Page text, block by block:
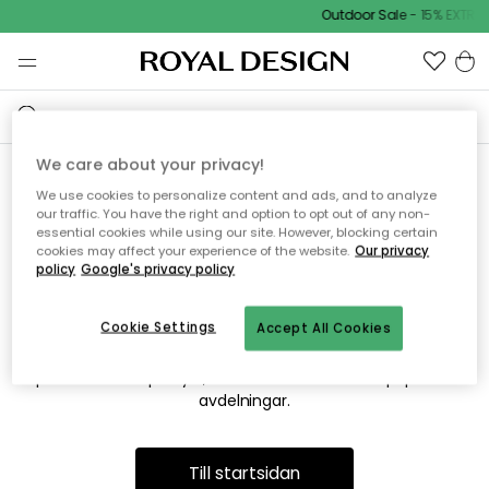
Outdoor Sale - 15%
Vi hittar tyvärr inte sidan du
söker
Detta kan bero på att sidan inte längre finns eller att den har
flyttats. Vi ber om ursäkt för besväret. I menyn ovan kan du
prova att söka på nytt, eller besöka en av våra populära
avdelningar.
Till startsidan
We care about your privacy!
We use cookies to personalize content and ads, and to analyze
our traffic. You have the right and option to opt out of any non-
essential cookies while using our site. However, blocking certain
cookies may affect your experience of the website. Our privacy
policy Google's privacy policy
Accept All Cookies
Cookie Settings